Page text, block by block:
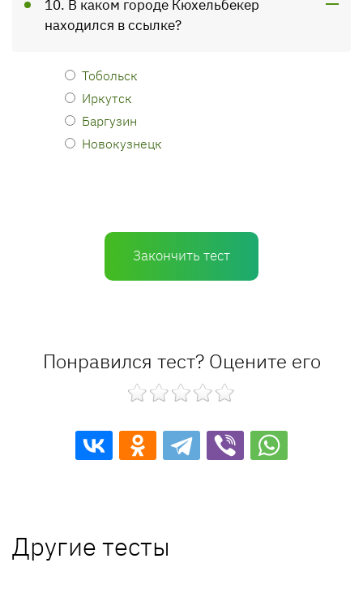
10. В каком городе Кюхельбекер
находился в ссылке?
Тобольск
Иркутск
Баргузин
Новокузнецк
Закончить тест
Понравился тест? Оцените его
Другие тесты